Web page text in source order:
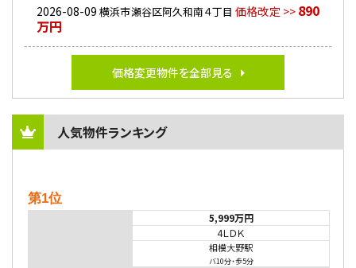
2026-08-09 横浜市瀬谷区阿久和南４丁目 価格改定 >> 890
万円
価格変更物件を全部見る
人気物件ランキング
第1位
5,999万円
4ＬＤＫ
相模大野駅
バ10分・歩5分